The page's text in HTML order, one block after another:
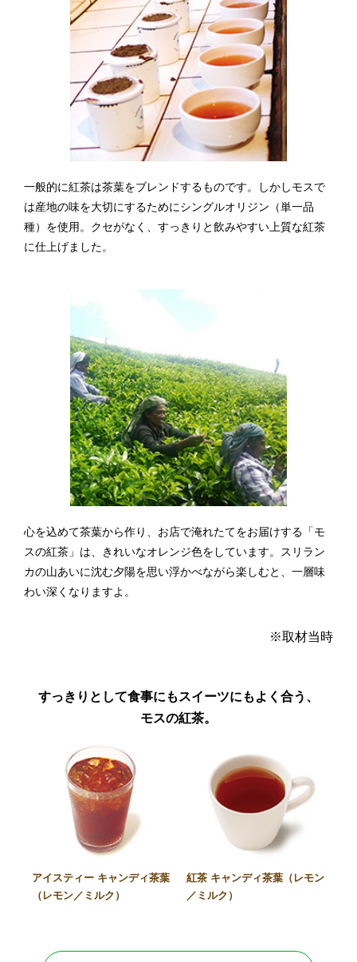
一般的に紅茶は茶葉をブレンドするものです。
しかしモスで
は産地の味を大切にするためにシングルオリジン（単一品
種）を使用。 クセがなく、すっきりと飲みやすい上質な紅茶
に仕上げました。
心を込めて茶葉から作り、 お店で淹れたてをお届けする「モ
スの紅茶」は、
きれいなオレンジ色をしています。
スリラン
カの山あいに沈む夕陽を思い浮かべながら楽しむと、一層味
わい深くなりますよ。
※取材当時
すっきりとして食事にもスイーツにもよく合う、
モスの紅茶。
アイスティー キャンディ茶葉
（レモン／ミルク）
紅茶 キャンディ茶葉（レモン
／ミルク）